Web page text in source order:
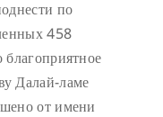
по
458
Далай-ламе
от имени